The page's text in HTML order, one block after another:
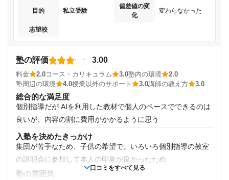
新人のアルバイトの人は教えるのが下手だった
自分自身で料金を支払っていたわけではないのであまりよく
分からなかったが、少し高いイメージがありました。
口コミをすべて見る
目的 私立受験
偏差値の変
化
変わらなかった
志望校
塾の評価 3.00
料金 2.0コース・カリキュラム 3.0塾内の環境
2.0
塾周辺の環境
4.0授業以外のサポート 3.0講師の教え方 3.0
総合的な満足度
個別指導だが AIを利用した教材で個人のペースでできるのは
良いが、内容の割に費用がかかるように思う
入塾を決めたきっかけ
集団が苦手なため、子供の希望で。いろいろ個別指導の教室
の説明会に参加して本人の印象が良かったため
塾の雰囲気